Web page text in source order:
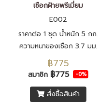
เชือกฝ้ายพรีเมี่ยม
E002
ราคาต่อ 1 ชุด น้ำหนัก 5 กก.
ความหนาของเชือก 3.7 มม.
฿775
สมาชิก ฿775 -0%
สั่งซื้อสินค้า